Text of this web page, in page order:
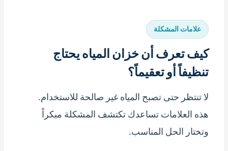
علامات المشكلة
كيف تعرف أن خزان المياه يحتاج
تنظيفاً أو تعقيماً؟
لا تنتظر حتى تصبح المياه غير صالحة للاستخدام.
هذه العلامات تساعدك تكتشف المشكلة مبكراً
وتختار الحل المناسب.